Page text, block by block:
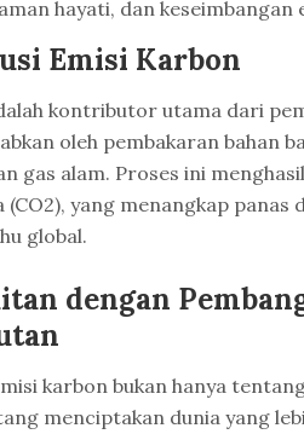
hayati, dan
Emisi Karbon
kontributor utama dari
oleh pembakaran bahan
gas alam. Proses ini
(CO2), yang menangkap panas
global.
dengan
karbon bukan hanya
menciptakan dunia yang